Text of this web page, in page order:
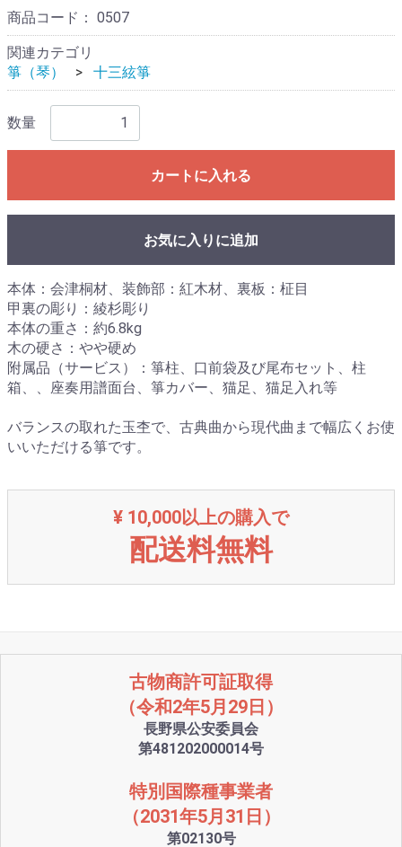
商品コード： 0507
関連カテゴリ
箏（琴）
十三絃箏
数量
カートに入れる
お気に入りに追加
本体：会津桐材、装飾部：紅木材、裏板：柾目
甲裏の彫り：綾杉彫り
本体の重さ：約6.8kg
木の硬さ：やや硬め
附属品（サービス）：箏柱、口前袋及び尾布セット、柱
箱、、座奏用譜面台、箏カバー、猫足、猫足入れ等
バランスの取れた玉杢で、古典曲から現代曲まで幅広くお使
いいただける箏です。
¥ 10,000以上の購入で
配送料無料
古物商許可証取得
（令和2年5月29日）
長野県公安委員会
第481202000014号
特別国際種事業者
（2031年5月31日）
第02130号